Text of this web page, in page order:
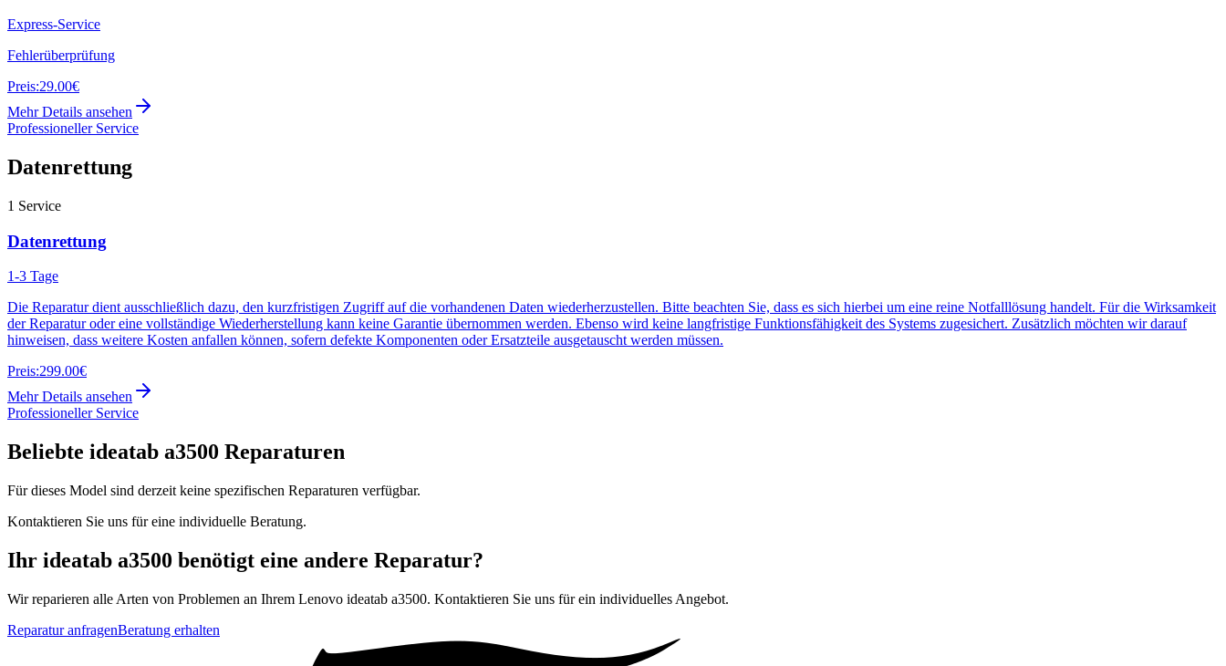
Express-Service
Fehlerüberprüfung
Preis:29.00€
Mehr Details ansehen
Professioneller Service
Datenrettung
1 Service
Datenrettung
1-3 Tage
Die Reparatur dient ausschließlich dazu, den kurzfristigen Zugriff auf die vorhandenen Daten wiederherzustellen. Bitte beachten Sie, dass es sich hierbei um eine reine Notfalllösung handelt. Für die Wirksamkeit
der Reparatur oder eine vollständige Wiederherstellung kann keine Garantie übernommen werden. Ebenso wird keine langfristige Funktionsfähigkeit des Systems zugesichert. Zusätzlich möchten wir darauf
hinweisen, dass weitere Kosten anfallen können, sofern defekte Komponenten oder Ersatzteile ausgetauscht werden müssen.
Preis:299.00€
Mehr Details ansehen
Professioneller Service
Beliebte ideatab a3500 Reparaturen
Für dieses Model sind derzeit keine spezifischen Reparaturen verfügbar.
Kontaktieren Sie uns für eine individuelle Beratung.
Ihr ideatab a3500 benötigt eine andere Reparatur?
Wir reparieren alle Arten von Problemen an Ihrem Lenovo ideatab a3500. Kontaktieren Sie uns für ein individuelles Angebot.
Reparatur anfragenBeratung erhalten